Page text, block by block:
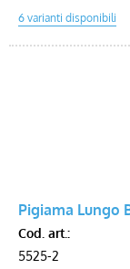
Pigiama Lungo
Cod. art.:
5525-2